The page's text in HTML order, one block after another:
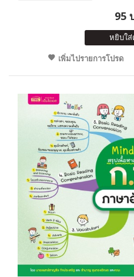
95
หยิบใส่
เพิ่มไปรายการโปรด